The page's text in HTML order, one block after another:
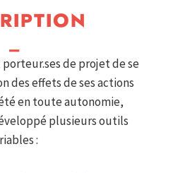
de projet de se
des effets de ses actions
en toute autonomie,
plusieurs outils
: